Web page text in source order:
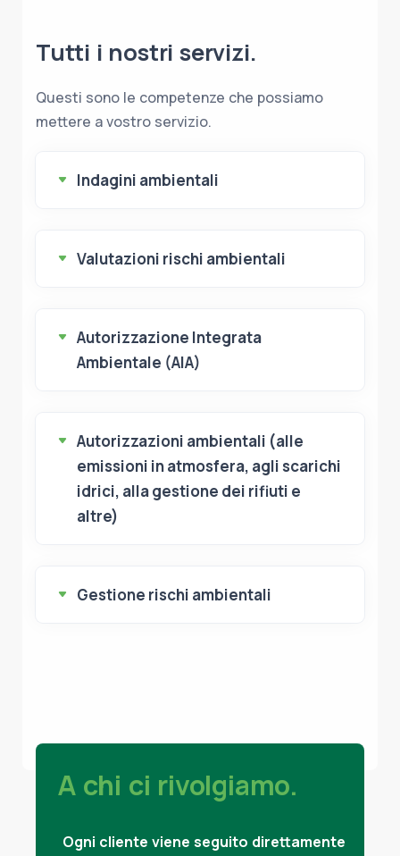
Tutti i nostri servizi.
Questi sono le competenze che possiamo
mettere a vostro servizio.
Indagini ambientali
Valutazioni rischi ambientali
Autorizzazione Integrata
Ambientale (AIA)
Autorizzazioni ambientali (alle
emissioni in atmosfera, agli scarichi
idrici, alla gestione dei rifiuti e
altre)
Gestione rischi ambientali
A chi ci rivolgiamo.
Ogni cliente viene seguito direttamente